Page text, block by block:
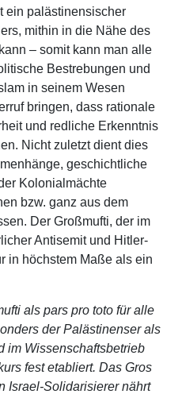
ein palästinensischer
mithin in die Nähe des
– somit kann man alle
Bestrebungen und
in seinem Wesen
bringen, dass rationale
und redliche Erkenntnis
Nicht zuletzt dient dies
geschichtliche
Kolonialmächte
bzw. ganz aus dem
Der Großmufti, der im
Antisemit und Hitler-
in höchstem Maße als ein
als pars pro toto für alle
der Palästinenser als
im Wissenschaftsbetrieb
fest etabliert. Das Gros
Israel-Solidarisierer nährt